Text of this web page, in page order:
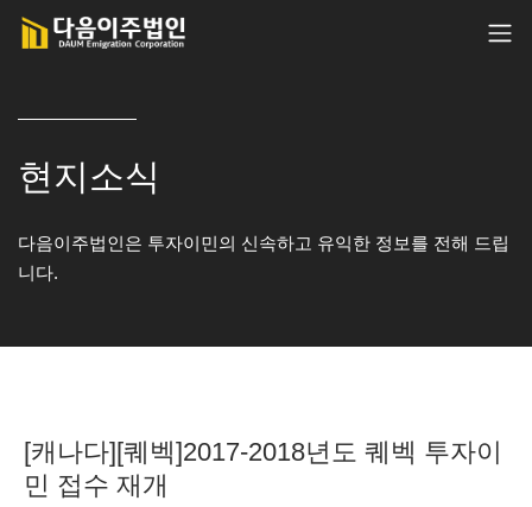
현지소식
다음이주법인은 투자이민의 신속하고 유익한 정보를 전해 드립
니다.
[캐나다][퀘벡]2017-2018년도 퀘벡 투자이
민 접수 재개